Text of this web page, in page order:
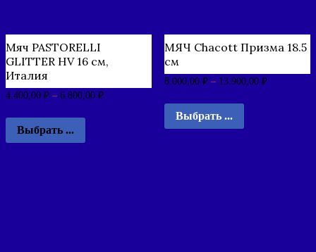
Мяч PASTORELLI
GLITTER HV 16 см,
Италия
4.400,00 ₽ – 6.800,00 ₽
Выбрать ...
МЯЧ Chacott Призма 18.5
см
8.000,00 ₽– 13.900,00 ₽
Выбрать ...